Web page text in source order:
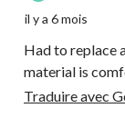
il y a 6 mois
Had to replace
material is
Traduire avec